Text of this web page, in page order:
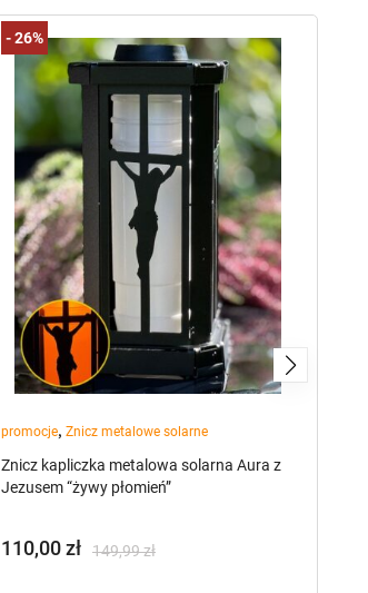
promocje, Znicz metalowe solarne
Znicz kapliczka metalowa solarna Aura z
Jezusem “żywy płomień”
-26%
149,99zł
110,00zł